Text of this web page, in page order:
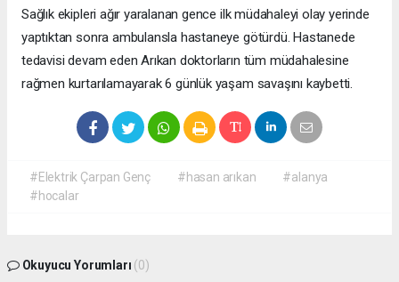
Sağlık ekipleri ağır yaralanan gence ilk müdahaleyi olay yerinde
yaptıktan sonra ambulansla hastaneye götürdü. Hastanede
tedavisi devam eden Arıkan doktorların tüm müdahalesine
rağmen kurtarılamayarak 6 günlük yaşam savaşını kaybetti.
#Elektrik Çarpan Genç #hasan arıkan
#alanya
#hocalar
Okuyucu Yorumları (0)